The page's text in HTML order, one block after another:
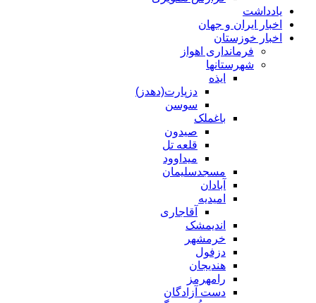
یادداشت
اخبار ایران و جهان
اخبار خوزستان
فرمانداری اهواز
شهرستانها
ایذه
دزپارت(دهدز)
سوسن
باغملک
صیدون
قلعه تل
میداوود
مسجدسلیمان
آبادان
امیدیه
آقاجاری
اندیمشک
خرمشهر
دزفول
هندیجان
رامهرمز
دست آزادگان